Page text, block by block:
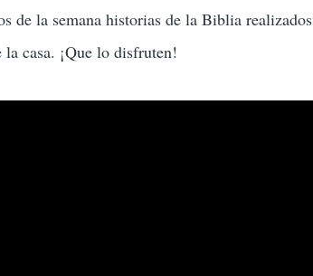
de la semana historias de la Biblia realizados
casa. ¡Que lo disfruten!